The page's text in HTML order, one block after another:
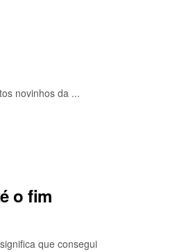
novinhos da ...
o fim
que consegui